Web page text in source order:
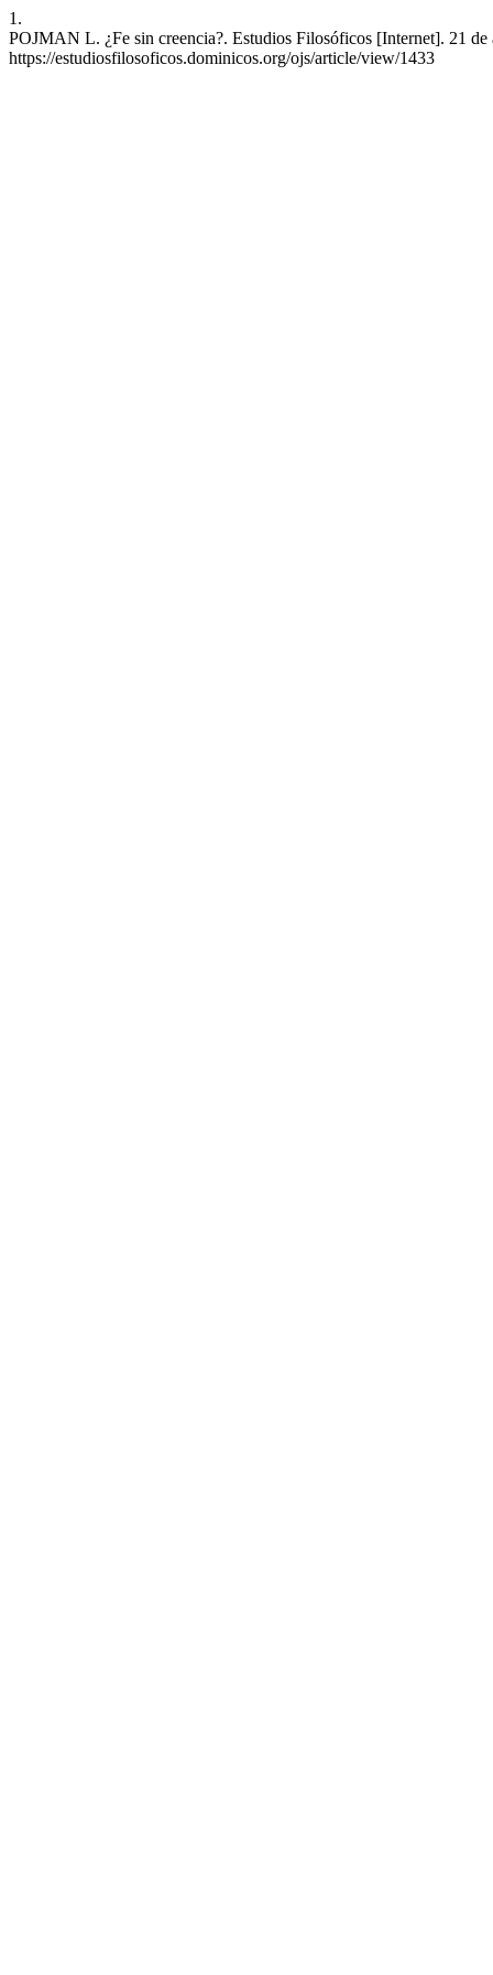
1.
POJMAN L. ¿Fe sin creencia?. Estudios Filosóficos [Internet]. 21
https://estudiosfilosoficos.dominicos.org/ojs/article/view/1433